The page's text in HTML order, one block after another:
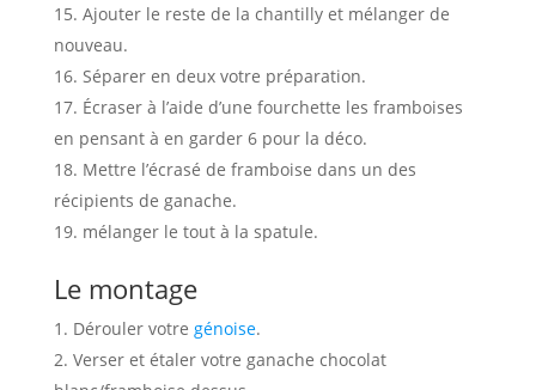
Ajouter le reste de la chantilly et mélanger de
nouveau.
Séparer en deux votre préparation.
Écraser à l’aide d’une fourchette les framboises
en pensant à en garder 6 pour la déco.
Mettre l’écrasé de framboise dans un des
récipients de ganache.
mélanger le tout à la spatule.
Le montage
Dérouler votre génoise.
Verser et étaler votre ganache chocolat